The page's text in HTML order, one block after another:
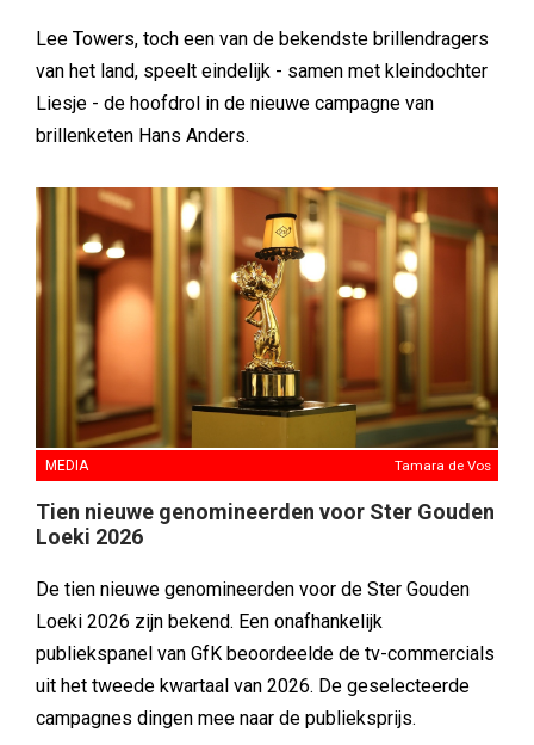
Lee Towers, toch een van de bekendste brillendragers
van het land, speelt eindelijk - samen met kleindochter
Liesje - de hoofdrol in de nieuwe campagne van
brillenketen Hans Anders.
MEDIA Tamara de Vos
Tien nieuwe genomineerden voor Ster Gouden
Loeki 2026
De tien nieuwe genomineerden voor de Ster Gouden
Loeki 2026 zijn bekend. Een onafhankelijk
publiekspanel van GfK beoordeelde de tv-commercials
uit het tweede kwartaal van 2026. De geselecteerde
campagnes dingen mee naar de publieksprijs.